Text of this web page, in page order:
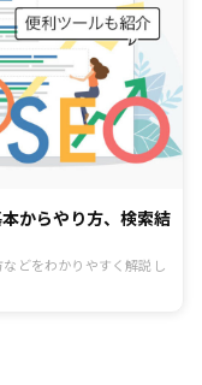
からやり方、検索結
どをわかりやすく解説し